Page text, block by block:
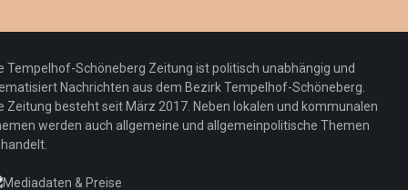
Redaktion 23. Juli 2026
Pepe Jeans London mit Summer Sale und
neuer Kollektion
Redaktion 19. Juli 2026
Woher kommt der Honig? – Neue EU-
Regeln gelten 14. Juni
drei neue Specials zur Fußball-WM
Tempelhof-Schöneberg Zeitung ist politisch unabhängig und
Nachrichten aus dem Bezirk Tempelhof-Schöneberg.
Zeitung besteht seit März 2017. Neben lokalen und kommunalen
werden auch allgemeine und allgemeinpolitische Themen